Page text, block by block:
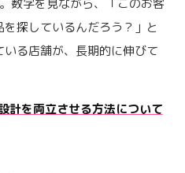
数字を見ながら、「このお客
探しているんだろう？」と
る店舗が、長期的に伸びて
計を両立させる方法について